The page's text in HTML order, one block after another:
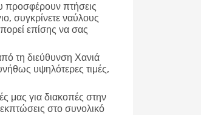
προσφέρουν πτήσεις
συγκρίνετε ναύλους
επίσης να σας
τη διεύθυνση Χανιά
υψηλότερες τιμές,
μας για διακοπές στην
στο συνολικό